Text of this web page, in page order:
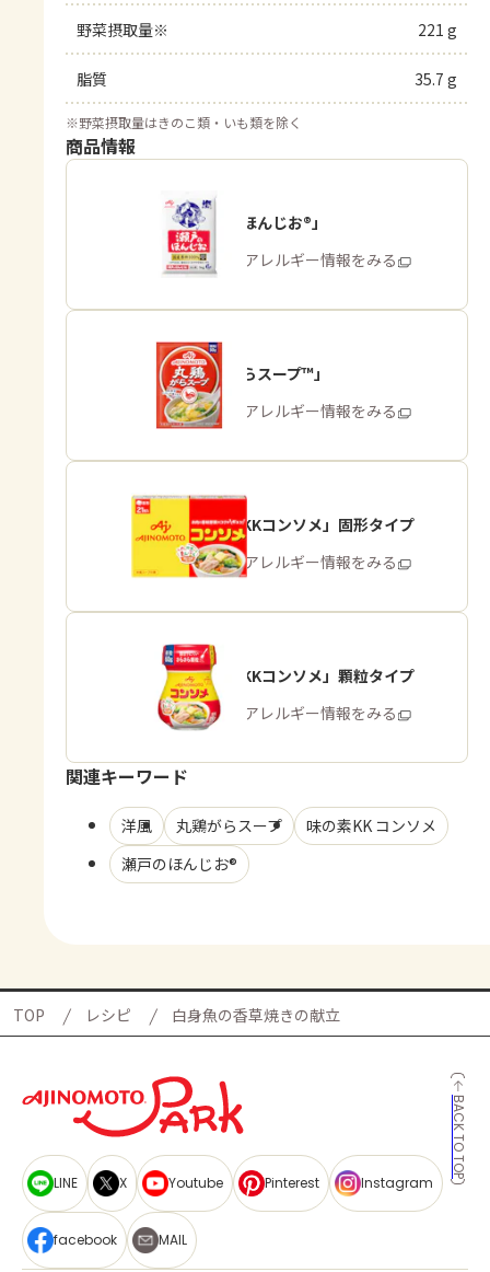
野菜摂取量※ 221 g
脂質 35.7 g
※野菜摂取量はきのこ類・いも類を除く
商品情報
「瀬戸のほんじお®」
商品・アレルギー情報をみる
「丸鶏がらスープ™」
商品・アレルギー情報をみる
「味の素KKコンソメ」固形タイプ
商品・アレルギー情報をみる
「味の素KKコンソメ」顆粒タイプ
商品・アレルギー情報をみる
関連キーワード
洋風 丸鶏がらスープ
味の素KK コンソメ
瀬戸のほんじお®
TOP レシピ 白身魚の香草焼きの献立
BACK TO TOP
LINE X Youtube Pinterest Instagram
facebook MAIL